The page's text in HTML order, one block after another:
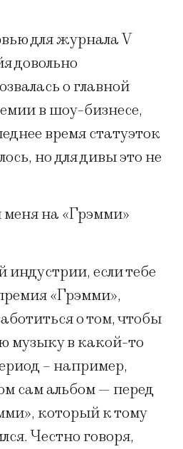
для журнала V
довольно
о главной
в шоу-бизнесе,
время статуэток
но для дивы это не
на «Грэмми»
если тебе
«Грэмми»,
о том, чтобы
музыку в какой-то
– например,
сам альбом — перед
который к тому
Честно говоря,